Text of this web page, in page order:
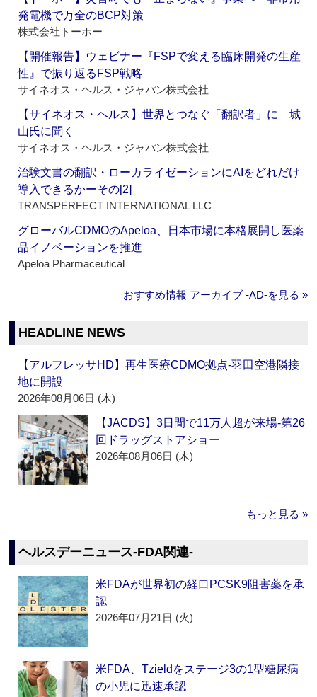
発電機で万全のBCP対策
株式会社トーホー
【開催報告】ウェビナー『FSPで変える臨床開発の生産
性』で振り返るFSP戦略
サイネオス・ヘルス・ジャパン株式会社
【サイネオス・ヘルス】世界とつなぐ「翻訳者」に 城
山氏に聞く
サイネオス・ヘルス・ジャパン株式会社
治験文書の翻訳・ローカライゼーションにAIをどれだけ
導入できるかーその[2]
TRANSPERFECT INTERNATIONAL LLC
グローバルCDMOのApeloa、日本市場に本格展開し医薬
品イノベーションを推進
Apeloa Pharmaceutical
おすすめ情報 アーカイブ ‐AD‐を見る »
HEADLINE NEWS
【アルフレッサHD】再生医療CDMO拠点‐羽田空港隣接
地に開設
2026年08月06日 (木)
【JACDS】3日間で11万人超が来場‐第26
回ドラッグストアショー
2026年08月06日 (木)
もっと見る »
ヘルスデーニュース‐FDA関連‐
米FDAが世界初の経口PCSK9阻害薬を承
認
2026年07月21日 (火)
米FDA、Tzieldをステージ3の1型糖尿病
の小児に迅速承認